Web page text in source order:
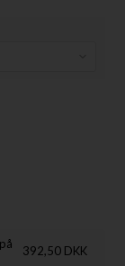
392,50 DKK